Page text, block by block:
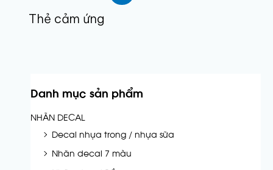
Thẻ cảm ứng
Danh mục sản phẩm
NHÃN DECAL
Decal nhựa trong / nhựa sữa
Nhãn decal 7 màu